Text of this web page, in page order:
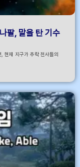
팔, 말을 탄 기수
현재 지구가 추락 천사들의